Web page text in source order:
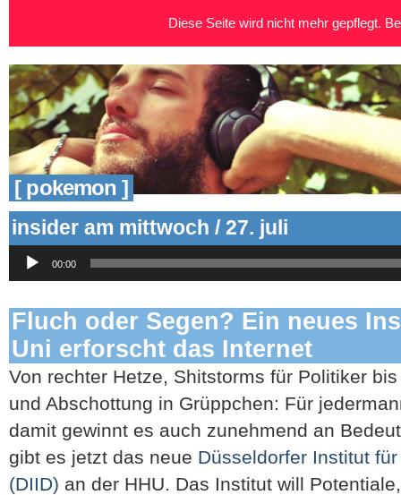
[ pokemon ]
insider am mittwoch / 27. juli
Player
00:00
Fluch oder Segen? Ein neues
Uni erforscht das Internet
Von rechter Hetze, Shitstorms für Politiker
und Abschottung in Grüppchen: Für
damit gewinnt es auch zunehmend an
gibt es jetzt das neue Düsseldorfer Institut
(DIID) an der HHU. Das Institut will
Diese Seite wird nicht mehr gepflegt.